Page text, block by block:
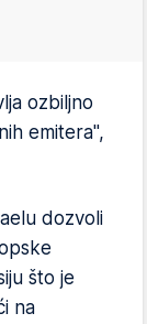
ozbiljno
emitera",
dozvoli
što je
na